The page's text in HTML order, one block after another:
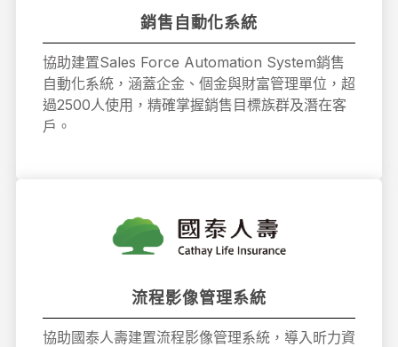
銷售自動化系統
協助建置Sales Force Automation System銷售
自動化系統，涵蓋企金、個金與財富管理單位，超
過2500人使用，精確掌握銷售目標族群及潛在客
戶。
流程影像管理系統
協助國泰人壽建置流程影像管理系統，導入昕力資